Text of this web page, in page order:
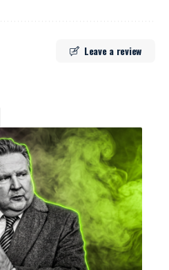
Leave a review